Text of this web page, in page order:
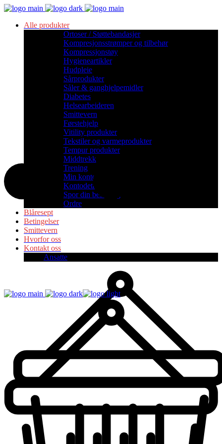
Alle produkter
Ortoser / Støttebandasjer
Kompresjonsstrømper og tilbehør
Kompressjonstøy
Hygieneartikler
Hudpleie
Sårprodukter
Såler & ganghjelpemidler
Diabetes
Helsearbeideren
Smittevern
Førstehjelp
Vitility produkter
Tekstiler og varmeprodukter
Tempur produkter
Middtrekk
Trening
Min konto
Kontodetaljer
Spor din bestilling
Ordre
Blåresept
Betingelser
Smittevern
Hvorfor oss
Kontakt oss
Ansatte